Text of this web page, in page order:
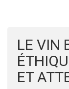
LE VIN
ET